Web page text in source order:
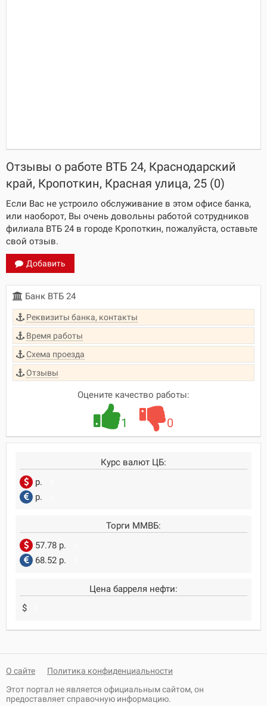
Отзывы о работе ВТБ 24, Краснодарский
край, Кропоткин, Красная улица, 25 (0)
Если Вас не устроило обслуживание в этом офисе банка,
или наоборот, Вы очень довольны работой сотрудников
филиала ВТБ 24 в городе Кропоткин, пожалуйста, оставьте
свой отзыв.
Добавить
Банк ВТБ 24
Реквизиты банка, контакты
Время работы
Схема проезда
Отзывы
Оцените качество работы:
1 0
Курс валют ЦБ:
р.
р.
Торги ММВБ:
57.78 р.
68.52 р.
Цена барреля нефти:
$
О сайте
Политика конфиденциальности
Этот портал не является официальным сайтом, он
предоставляет справочную информацию.